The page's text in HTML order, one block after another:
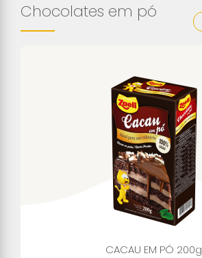
Chocolates em pó
CACAU EM PÓ 200g